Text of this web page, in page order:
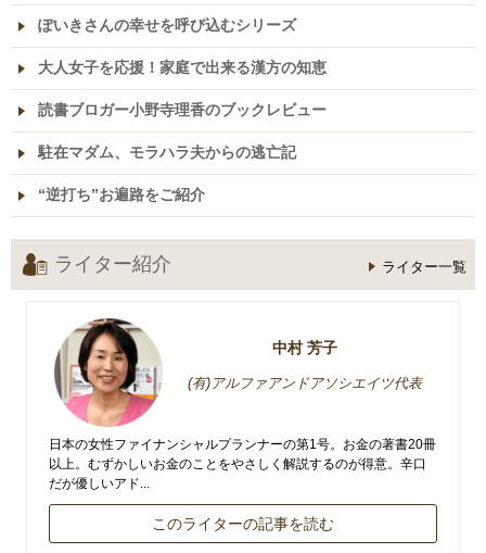
ぽいきさんの幸せを呼び込むシリーズ
大人女子を応援！家庭で出来る漢方の知恵
読書ブロガー小野寺理香のブックレビュー
駐在マダム、モラハラ夫からの逃亡記
“逆打ち”お遍路をご紹介
ライター紹介 ライター一覧
中村 芳子
(有)アルファアンドアソシエイツ代表
日本の女性ファイナンシャルプランナーの第1号。お金の著書20冊
以上。むずかしいお金のことをやさしく解説するのが得意。辛口
だが優しいアド...
このライターの記事を読む